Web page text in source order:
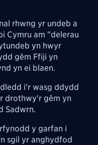
rhwng yr undeb a
Cymru am "delerau
yn hwyr
gêm Ffiji yn
yn ei blaen.
i'r wasg ddydd
drothwy'r gêm yn
Sadwrn.
y garfan i
sgil yr anghydfod